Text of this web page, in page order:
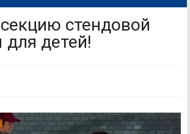
стендовой
для детей!